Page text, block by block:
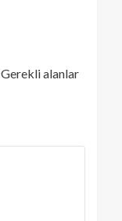
Gerekli alanlar